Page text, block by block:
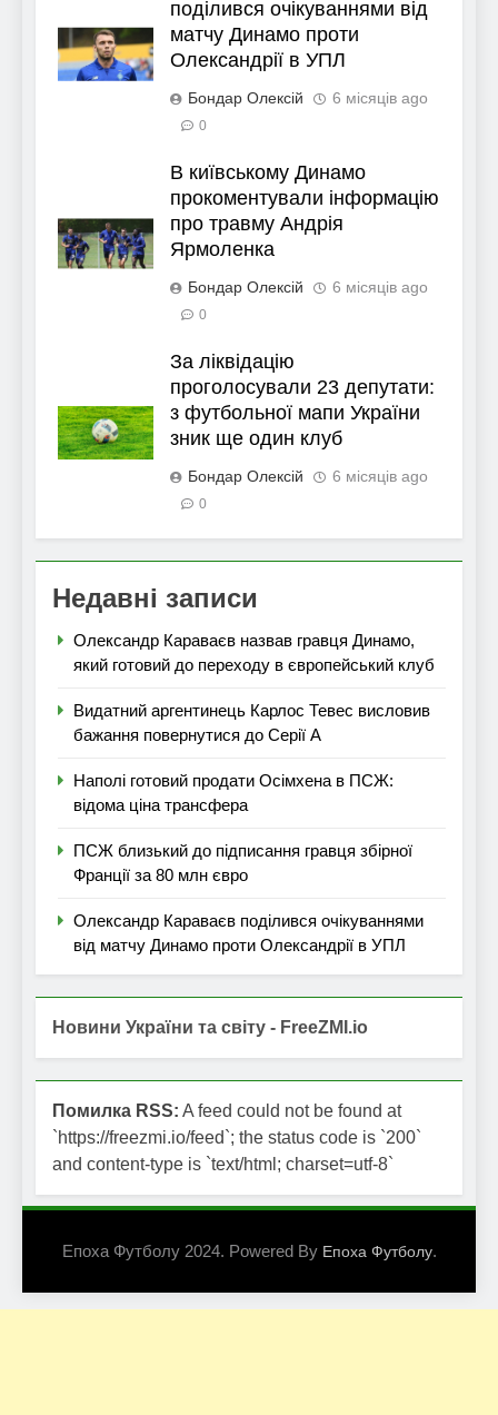
поділився очікуваннями від
матчу Динамо проти
Олександрії в УПЛ
Бондар Олексій 6 місяців ago
0
В київському Динамо
прокоментували інформацію
про травму Андрія
Ярмоленка
Бондар Олексій 6 місяців ago
0
За ліквідацію
проголосували 23 депутати:
з футбольної мапи України
зник ще один клуб
Бондар Олексій 6 місяців ago
0
Недавні записи
Олександр Караваєв назвав гравця Динамо,
який готовий до переходу в європейський клуб
Видатний аргентинець Карлос Тевес висловив
бажання повернутися до Серії А
Наполі готовий продати Осімхена в ПСЖ:
відома ціна трансфера
ПСЖ близький до підписання гравця збірної
Франції за 80 млн євро
Олександр Караваєв поділився очікуваннями
від матчу Динамо проти Олександрії в УПЛ
Новини України та світу - FreeZMI.io
Помилка RSS: A feed could not be found at
`https://freezmi.io/feed`; the status code is `200`
and content-type is `text/html; charset=utf-8`
Епоха Футболу 2024. Powered By Епоха Футболу.